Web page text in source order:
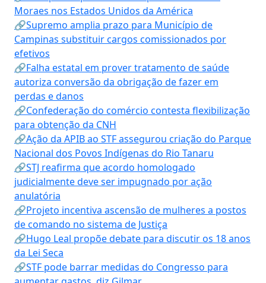
Moraes nos Estados Unidos da América
🔗Supremo amplia prazo para Município de
Campinas substituir cargos comissionados por
efetivos
🔗Falha estatal em prover tratamento de saúde
autoriza conversão da obrigação de fazer em
perdas e danos
🔗Confederação do comércio contesta flexibilização
para obtenção da CNH
🔗Ação da APIB ao STF assegurou criação do Parque
Nacional dos Povos Indígenas do Rio Tanaru
🔗STJ reafirma que acordo homologado
judicialmente deve ser impugnado por ação
anulatória
🔗Projeto incentiva ascensão de mulheres a postos
de comando no sistema de Justiça
🔗Hugo Leal propõe debate para discutir os 18 anos
da Lei Seca
🔗STF pode barrar medidas do Congresso para